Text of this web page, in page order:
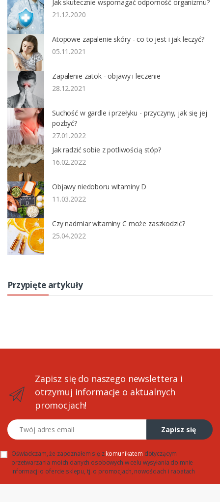
Jak skutecznie wspomagać odporność organizmu?
21.12.2020
Atopowe zapalenie skóry - co to jest i jak leczyć?
05.11.2021
Zapalenie zatok - objawy i leczenie
28.12.2021
Suchość w gardle i przełyku - przyczyny, jak się jej
pozbyć?
27.01.2022
Jak radzić sobie z potliwością stóp?
16.02.2022
Objawy niedoboru witaminy D
11.03.2022
Czy nadmiar witaminy C może zaszkodzić?
25.04.2022
Przypięte artykuły
Zapisz się do naszego newslettera i
otrzymuj informacje o aktualnych
promocjach!
Twój adres email
Zapisz się
Oświadczam, że zapoznałem się zkomunikatem dotyczącym
przetwarzania moich danych osobowych w celu wysyłania do mnie
informacji o ofercie sklepu, tj. o promocjach, nowościach i rabatach